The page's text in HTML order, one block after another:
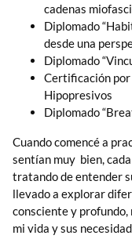
cadenas
Diplomado
desde una
Diplomado
Certificación por
Hipopresivos
Diplomado
Cuando comencé a
sentían muy bien,
tratando de entender
llevado a explorar
consciente y
mi vida y sus